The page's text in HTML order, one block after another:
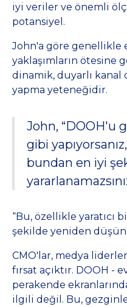
iyi veriler ve önemli
potansiyel.
John'a göre genellikle
yaklaşımların ötesine
dinamik, duyarlı kanal
yapma yeteneğidir.
John, “DOOH'u
gibi
bundan en iyi
“Bu, özellikle yaratıcı
şekilde yeniden
CMO'lar, medya
fırsat açıktır. DOOH -
perakende
ilgili değil. Bu,